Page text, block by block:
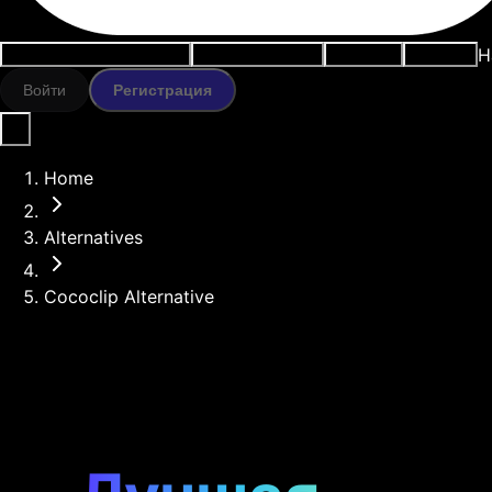
Войти Регистрация
Home
Alternatives
Cococlip Alternative